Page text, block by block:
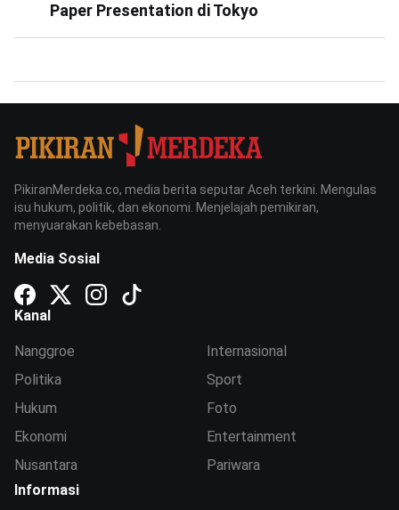
Paper Presentation di Tokyo
PikiranMerdeka.co, media berita seputar Aceh terkini. Mengulas
isu hukum, politik, dan ekonomi. Menjelajah pemikiran,
menyuarakan kebebasan.
Media Sosial
Kanal
Nanggroe
Politika
Hukum
Ekonomi
Nusantara
Internasional
Sport
Foto
Entertainment
Pariwara
Informasi